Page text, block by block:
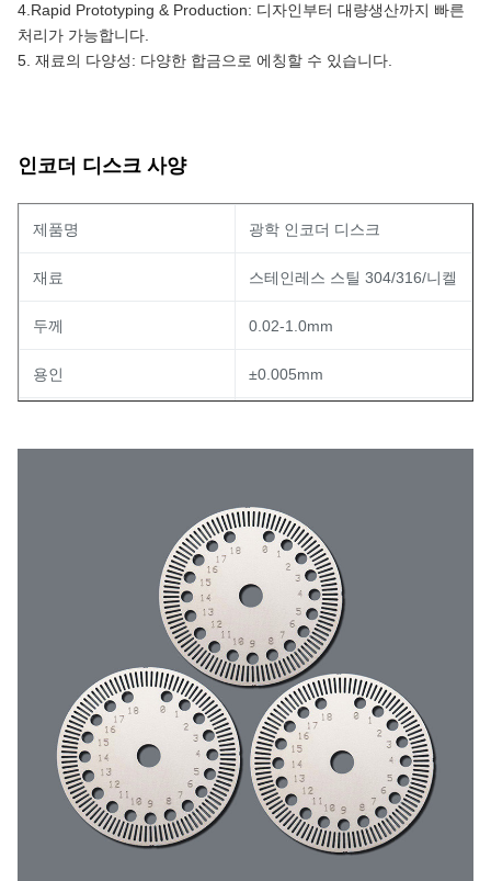
4.Rapid Prototyping & Production: 디자인부터 대량생산까지 빠른
처리가 가능합니다.
5. 재료의 다양성: 다양한 합금으로 에칭할 수 있습니다.
인코더 디스크 사양
제품명 광학 인코더 디스크
재료 스테인레스 스틸 304/316/니켈
두께 0.02-1.0mm
용인 ±0.005mm
포토 화학적 에칭
사용 가능